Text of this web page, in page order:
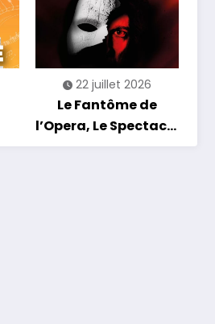
22 juillet 2026
Le Fantôme de
l’Opera, Le Spectacle
Musical